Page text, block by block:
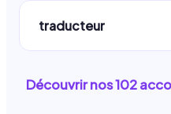
traducteur
Découvrir nos102